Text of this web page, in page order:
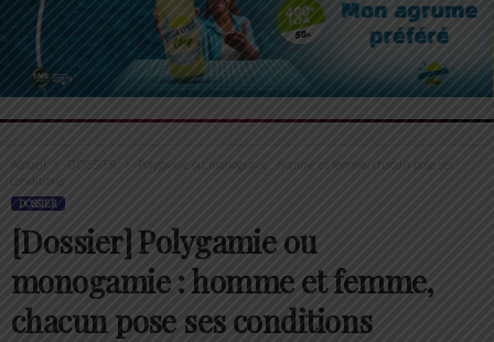
Accueil
Polygamie ou monogamie : homme et femme, chacun pose ses
DOSSIER
[Dossier] Polygamie ou
monogamie : homme et femme,
chacun pose ses conditions